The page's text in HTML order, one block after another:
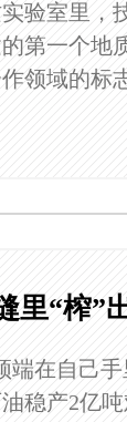
验室里
第一个地
领域的标
里“榨”
端在自己
稳产2亿